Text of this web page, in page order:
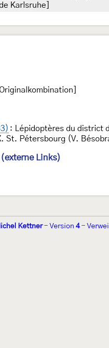
Karlsruhe]
: Lépidoptères du district
Pétersbourg (V.
Links)
Kettner- Version 4 -